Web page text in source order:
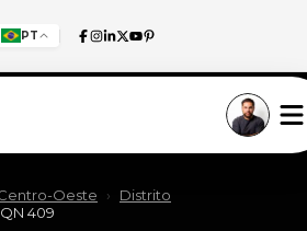
PT
Oeste ›
Distrito
409